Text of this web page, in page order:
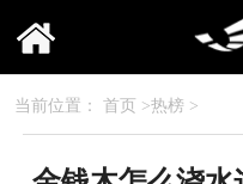
当前位置： 首页 >热榜 >